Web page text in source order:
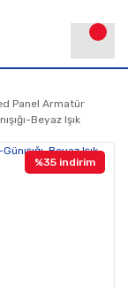
Panel Armatür
Beyaz Işık
%35 indirim